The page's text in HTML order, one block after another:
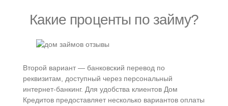
Какие проценты по займу?
Второй вариант — банковский перевод по
реквизитам, доступный через персональный
интернет-банкинг. Для удобства клиентов Дом
Кредитов предоставляет несколько вариантов оплаты